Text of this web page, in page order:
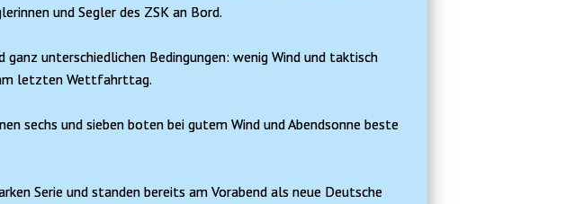
und Segler des ZSK an Bord.
unterschiedlichen Bedingungen: wenig Wind und taktisch
letzten Wettfahrttag.
sechs und sieben boten bei gutem Wind und Abendsonne beste
Serie und standen bereits am Vorabend als neue Deutsche